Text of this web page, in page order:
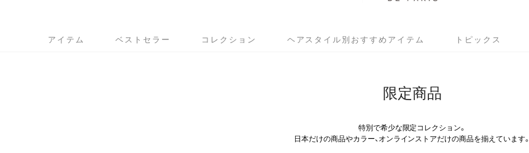
アイテム ベストセラー コレクション ヘアスタイル別おすすめアイテム トピックス
限定商品
特別で希少な限定コレクション。
日本だけの商品やカラー、オンラインストアだけの商品を揃えています。